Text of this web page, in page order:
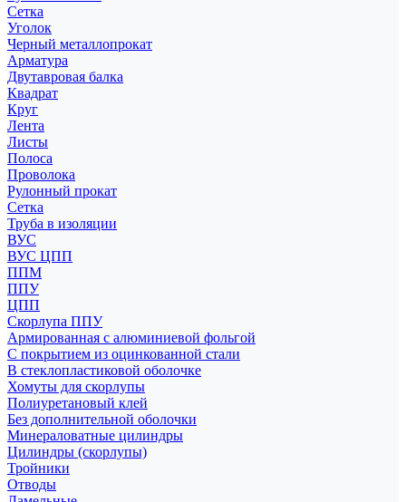
Сетка
Уголок
Черный металлопрокат
Арматура
Двутавровая балка
Квадрат
Круг
Лента
Листы
Полоса
Проволока
Рулонный прокат
Сетка
Труба в изоляции
ВУС
ВУС ЦПП
ППМ
ППУ
ЦПП
Скорлупа ППУ
Армированная с алюминиевой фольгой
С покрытием из оцинкованной стали
В стеклопластиковой оболочке
Хомуты для скорлупы
Полиуретановый клей
Без дополнительной оболочки
Минераловатные цилиндры
Цилиндры (скорлупы)
Тройники
Отводы